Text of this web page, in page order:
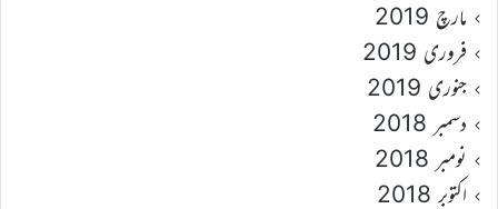
مارچ 2019
فروری 2019
جنوری 2019
دسمبر 2018
نومبر 2018
اکتوبر 2018